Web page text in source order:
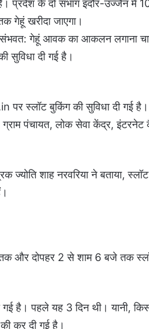
के दो संभाग इंदौर-उज्जैन में 10
गेहूं खरीदा जाएगा।
गेहूं आवक का आकलन लगाना
सुविधा दी गई है।
स्लॉट बुकिंग की सुविधा दी गई
पंचायत, लोक सेवा केंद्र,
ज्योति शाह नरवरिया ने बताया,
और दोपहर 2 से शाम 6 बजे तक
गई है। पहले यह 3 दिन थी। यानी,
कर दी गई है।